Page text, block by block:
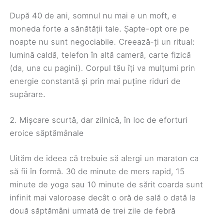
După 40 de ani, somnul nu mai e un moft, e
moneda forte a sănătății tale. Șapte-opt ore pe
noapte nu sunt negociabile. Creează-ți un ritual:
lumină caldă, telefon în altă cameră, carte fizică
(da, una cu pagini). Corpul tău îți va mulțumi prin
energie constantă și prin mai puține riduri de
supărare.
2. Mișcare scurtă, dar zilnică, în loc de eforturi
eroice săptămânale
Uităm de ideea că trebuie să alergi un maraton ca
să fii în formă. 30 de minute de mers rapid, 15
minute de yoga sau 10 minute de sărit coarda sunt
infinit mai valoroase decât o oră de sală o dată la
două săptămâni urmată de trei zile de febră